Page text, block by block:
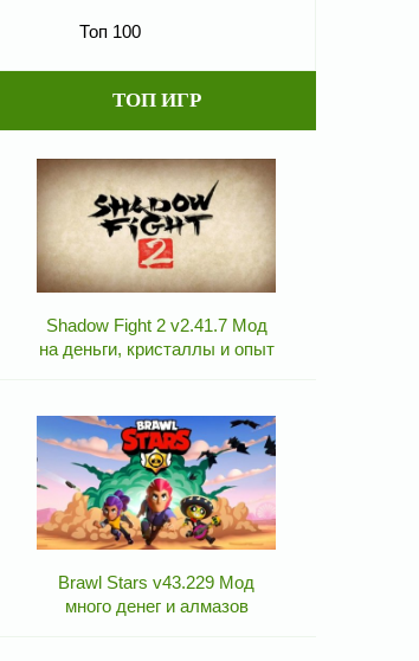
Топ 100
ТОП ИГР
Shadow Fight 2 v2.41.7 Мод
на деньги, кристаллы и опыт
Brawl Stars v43.229 Мод
много денег и алмазов